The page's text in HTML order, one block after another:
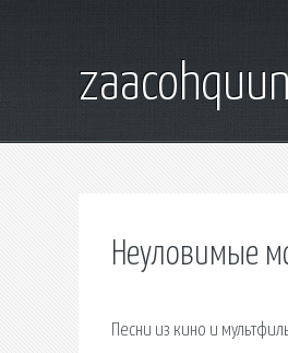
Неуловимые
Песни из кино и